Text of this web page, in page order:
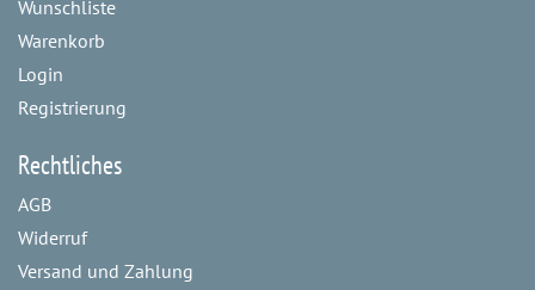
Wunschliste
Warenkorb
Login
Registrierung
Rechtliches
AGB
Widerruf
Versand und Zahlung